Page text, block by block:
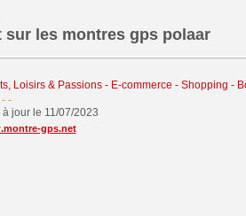
sur les montres gps polaar
Loisirs & Passions- E-commerce - Shopping -
-
à jour le 11/07/2023
gps.net